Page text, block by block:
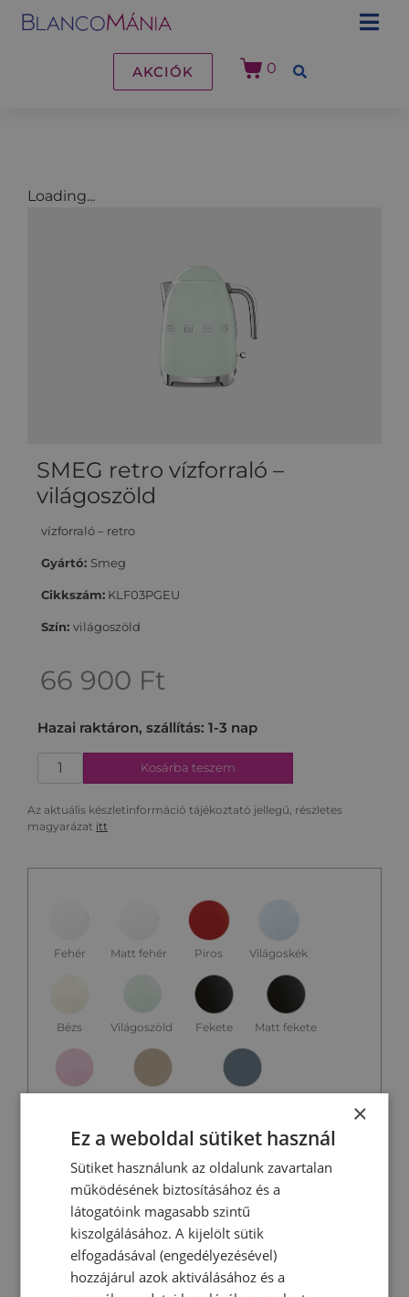
AKCIÓK 0
Loading...
SMEG retro vízforraló –
világoszöld
vízforraló – retro
Gyártó: Smeg
Cikkszám: KLF03PGEU
Szín: világoszöld
66 900 Ft
Hazai raktáron, szállítás: 1-3 nap
Kosárba teszem
Az aktuális készletinformáció tájékoztató jellegű, részletes
magyarázat itt
Fehér Matt fehér Piros Világoskék
Bézs Világoszöld Fekete Matt fekete
Matt smaragdzöld
Műszaki adatok és főbb
jellemzők
×
Ez a weboldal sütiket használ
Sütiket használunk az oldalunk zavartalan
működésének biztosításához és a
látogatóink magasabb szintű
kiszolgálásához. A kijelölt sütik
elfogadásával (engedélyezésével)
hozzájárul azok aktiválásához és a